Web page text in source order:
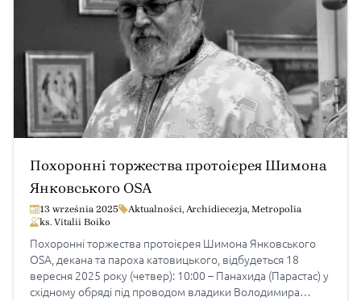
Похоронні торжества протоієрея Шимона
Янковського OSA
13 września 2025 Aktualności, Archidiecezja, Metropolia
ks. Vitalii Boiko
Похоронні торжества протоієрея Шимона Янковського
OSA, декана та пароха катовицького, відбудеться 18
вересня 2025 року (четвер): 10:00 – Панахида (Парастас) у
східному обряді під проводом владики Володимира